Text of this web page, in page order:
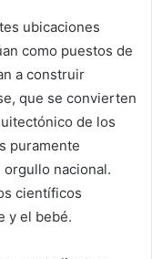
ubicaciones
como puestos de
a construir
que se convierten
de los
puramente
nacional.
científicos
y el bebé.